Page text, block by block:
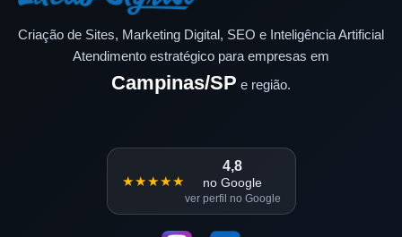
Criação de Sites, Marketing Digital, SEO e Inteligência Artificial
Atendimento estratégico para empresas em
Campinas/SP e região.
★★★★★
4,8
no Google
ver perfil no Google